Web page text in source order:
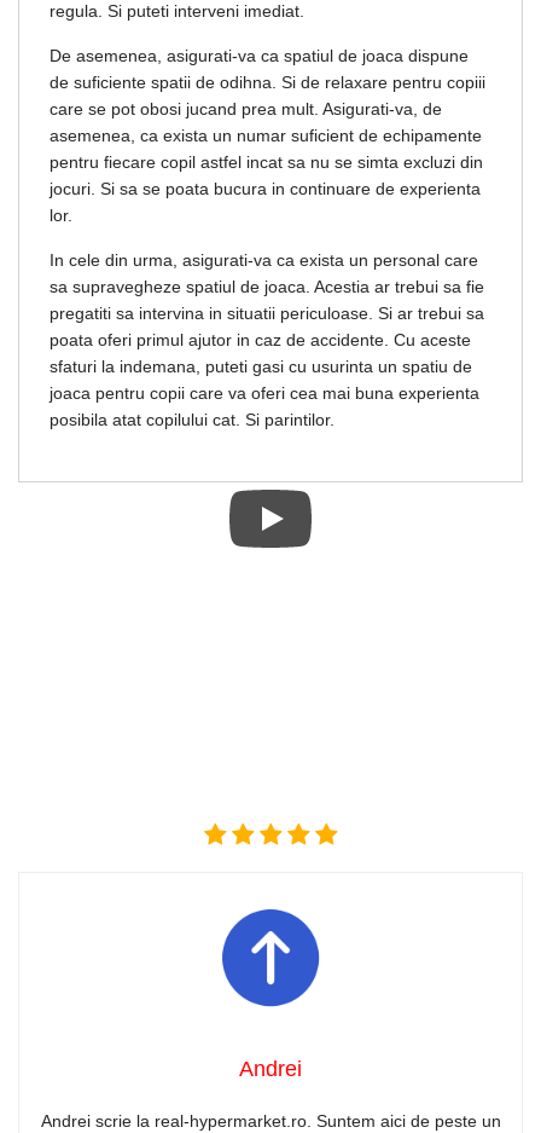
regula. Si puteti interveni imediat.
De asemenea, asigurati-va ca spatiul de joaca dispune
de suficiente spatii de odihna. Si de relaxare pentru copiii
care se pot obosi jucand prea mult. Asigurati-va, de
asemenea, ca exista un numar suficient de echipamente
pentru fiecare copil astfel incat sa nu se simta excluzi din
jocuri. Si sa se poata bucura in continuare de experienta
lor.
In cele din urma, asigurati-va ca exista un personal care
sa supravegheze spatiul de joaca. Acestia ar trebui sa fie
pregatiti sa intervina in situatii periculoase. Si ar trebui sa
poata oferi primul ajutor in caz de accidente. Cu aceste
sfaturi la indemana, puteti gasi cu usurinta un spatiu de
joaca pentru copii care va oferi cea mai buna experienta
posibila atat copilului cat. Si parintilor.
Andrei
Andrei scrie la real-hypermarket.ro. Suntem aici de peste un